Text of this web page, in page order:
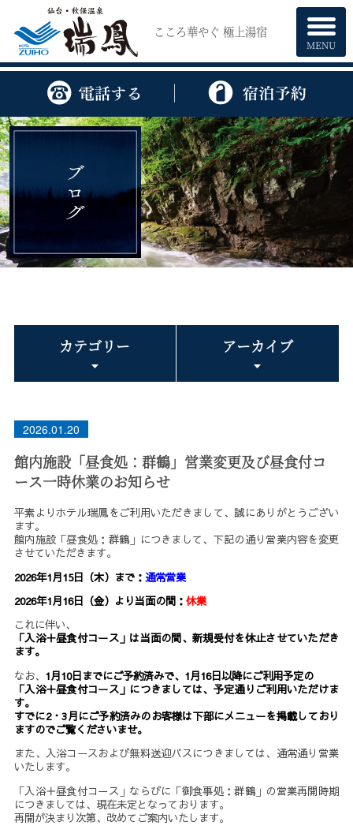
こころ華やぐ 極上湯宿
MENU
カテゴリー アーカイブ
2026.01.20
館内施設「昼食処：群鶴」営業変更及び昼食付コ
ース一時休業のお知らせ
平素よりホテル瑞鳳をご利用いただきまして、誠にありがとうござい
ます。
館内施設「昼食処：群鶴」につきまして、下記の通り営業内容を変更
させていただきます。
2026年1月15日（木）まで： 通常営業
2026年1月16日（金）より当面の間： 休業
これに伴い、
「入浴＋昼食付コース」は当面の間、新規受付を休止させていただき
ます。
なお、 1月10日までにご予約済みで、1月16日以降にご利用予定の
「入浴＋昼食付コース」につきましては、予定通りご利用いただけま
す。
すでに2・3月にご予約済みのお客様は下部にメニューを掲載しており
ますのでご覧くださいませ。
また、入浴コースおよび無料送迎バスにつきましては、通常通り営業
いたします。
「入浴＋昼食付コース」ならびに「御食事処：群鶴」の営業再開時期
につきましては、現在未定となっております。
再開が決まり次第、改めてご案内いたします。